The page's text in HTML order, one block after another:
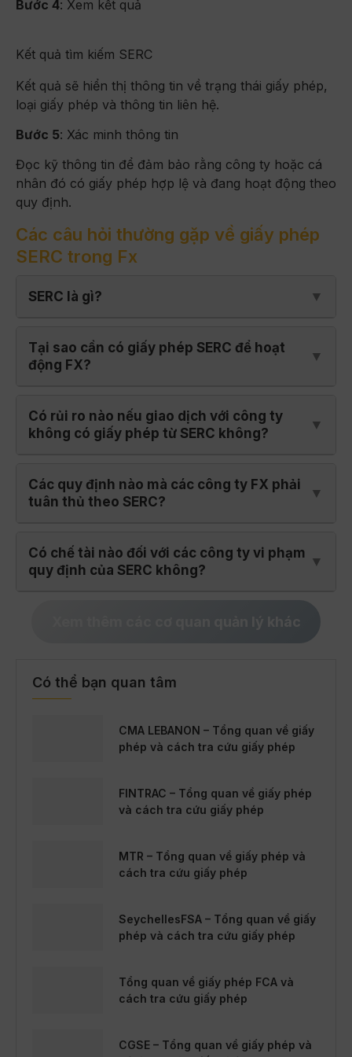
Bước 4: Xem kết quả
Kết quả tìm kiếm SERC
Kết quả sẽ hiển thị thông tin về trạng thái giấy phép,
loại giấy phép và thông tin liên hệ.
Bước 5: Xác minh thông tin
Đọc kỹ thông tin để đảm bảo rằng công ty hoặc cá
nhân đó có giấy phép hợp lệ và đang hoạt động theo
quy định.
Các câu hỏi thường gặp về giấy phép
SERC trong Fx
SERC là gì?
Tại sao cần có giấy phép SERC để hoạt
động FX?
Có rủi ro nào nếu giao dịch với công ty
không có giấy phép từ SERC không?
Các quy định nào mà các công ty FX phải
tuân thủ theo SERC?
Có chế tài nào đối với các công ty vi phạm
quy định của SERC không?
Có thể bạn quan tâm
CMA LEBANON – Tổng quan về giấy
phép và cách tra cứu giấy phép
FINTRAC – Tổng quan về giấy phép
và cách tra cứu giấy phép
MTR – Tổng quan về giấy phép và
cách tra cứu giấy phép
SeychellesFSA – Tổng quan về giấy
phép và cách tra cứu giấy phép
Tổng quan về giấy phép FCA và
cách tra cứu giấy phép
CGSE – Tổng quan về giấy phép và